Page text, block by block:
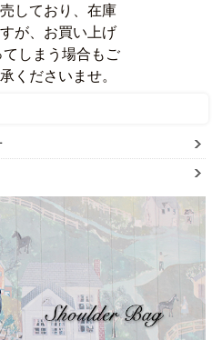
しており、在庫
が、お買い上げ
しまう場合もご
くださいませ。